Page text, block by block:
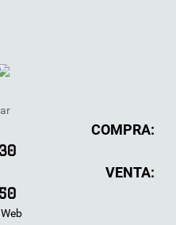
COMPRA:
VENTA: